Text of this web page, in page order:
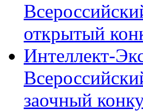
открытый
Интеллект-
заочный